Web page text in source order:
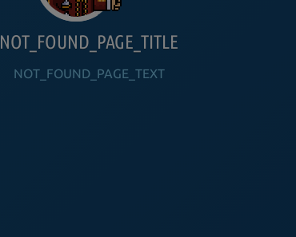
NOT_FOUND_PAGE_TITLE
NOT_FOUND_PAGE_TEXT